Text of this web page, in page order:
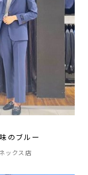
のブルー
ックス店